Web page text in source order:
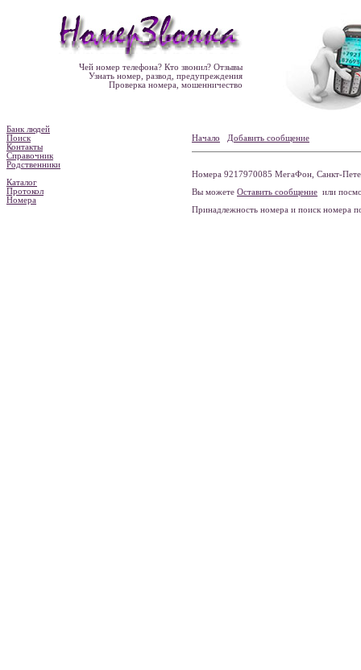
Чей номер телефона? Кто звонил? Отзывы
Узнать номер, развод, предупреждения
Проверка номера, мошенничество
Банк людей
Поиск
Контакты
Справочник
Родственники
Каталог
Протокол
Номера
Начало Добавить сообщение
Номера 9217970085 МегаФон, Санкт-
Вы можете Оставить сообщение или
Принадлежность номера и поиск номера